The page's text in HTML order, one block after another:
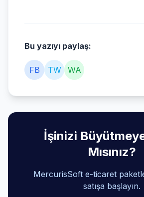
Bu yazıyı paylaş:
FB TW WA
İşinizi
Mısınız?
MercurisSoft e-ticaret
satışa başlayın.